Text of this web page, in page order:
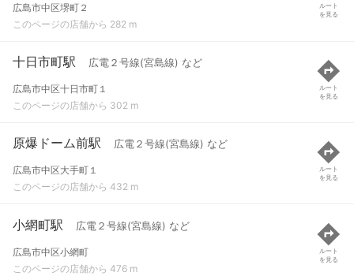
広島市中区堺町２
このページの店舗から 282 m
ルート
を見る
十日市町駅 広電２号線(宮島線) など
広島市中区十日市町１
このページの店舗から 302 m
ルート
を見る
原爆ドーム前駅 広電２号線(宮島線) など
広島市中区大手町１
このページの店舗から 432 m
ルート
を見る
小網町駅 広電２号線(宮島線) など
広島市中区小網町
このページの店舗から 476 m
ルート
を見る